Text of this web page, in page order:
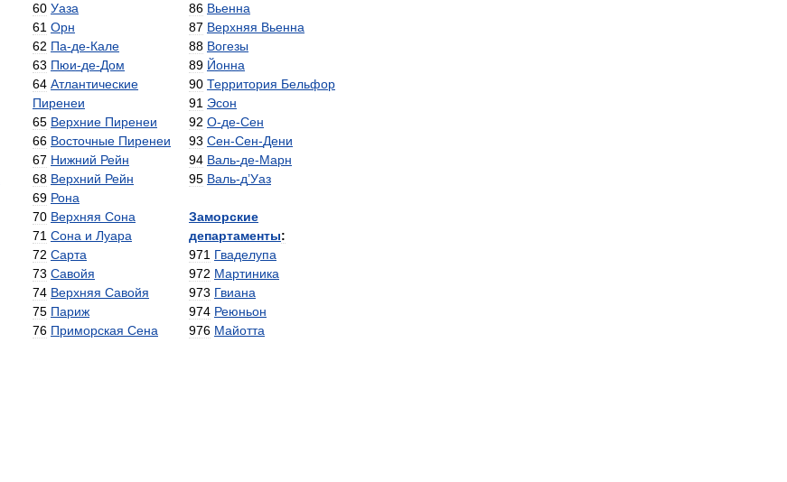
60 Уаза
61 Орн
62 Па-де-Кале
63 Пюи-де-Дом
64 Атлантические
Пиренеи
65 Верхние Пиренеи
66 Восточные Пиренеи
67 Нижний Рейн
68 Верхний Рейн
69 Рона
70 Верхняя Сона
71 Сона и Луара
72 Сарта
73 Савойя
74 Верхняя Савойя
75 Париж
76 Приморская Сена
86 Вьенна
87 Верхняя Вьенна
88 Вогезы
89 Йонна
90 Территория Бельфор
91 Эсон
92 О-де-Сен
93 Сен-Сен-Дени
94 Валь-де-Марн
95 Валь-д’Уаз
Заморские
департаменты:
971 Гваделупа
972 Мартиника
973 Гвиана
974 Реюньон
976 Майотта